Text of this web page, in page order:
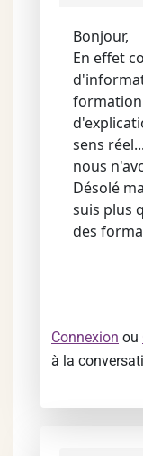
Bonjour,
En effet
sens
nous
Désolé
suis plus
des
Connexion ou
à la